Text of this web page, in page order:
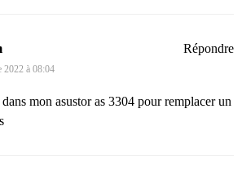
2022 à 08:04
mon asustor as 3304 pour remplacer un
Répondre